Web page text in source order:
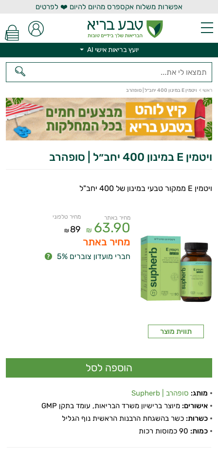
אפשרות משלוח אקספרס מהיום להיום ❤️ לפרטים
יועץ בריאות אישי AI
ראשי > ויטמין E במינון 400 יחב״ל | סופהרב
ויטמין E במינון 400 יחב״ל | סופהרב
ויטמין E ממקור טבעי במינון של 400 יחב"ל
תווית מוצר
מחיר באתר
63.90
₪
מחיר טלפוני
89
₪
מחיר באתר
חברי מועדון צוברים 5%
מותג: סופהרב | Supherb
אישורים: מיוצר ברישיון משרד הבריאות, עומד בתקן GMP
כשרות: כשר בהשגחת הרבנות הראשית נוף הגליל
כמות: